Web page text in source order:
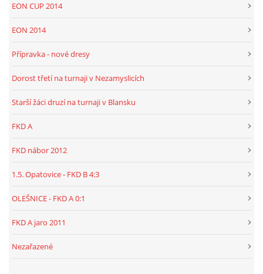
EON CUP 2014
EON 2014
Přípravka - nové dresy
Dorost třetí na turnaji v Nezamyslicích
Starší žáci druzí na turnaji v Blansku
FKD A
FKD nábor 2012
1.5. Opatovice - FKD B 4:3
OLEŠNICE - FKD A 0:1
FKD A jaro 2011
Nezařazené